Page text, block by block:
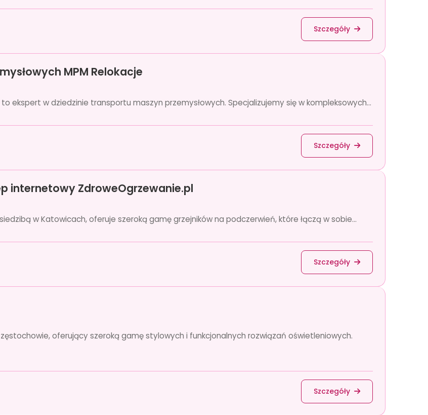
Szczegóły
MPM Relokacje
to ekspert w dziedzinie transportu maszyn przemysłowych. Specjalizujemy się w kompleksowych...
Szczegóły
internetowy ZdroweOgrzewanie.pl
w Katowicach, oferuje szeroką gamę grzejników na podczerwień, które łączą w sobie...
Szczegóły
oferujący szeroką gamę stylowych i funkcjonalnych rozwiązań oświetleniowych.
Szczegóły